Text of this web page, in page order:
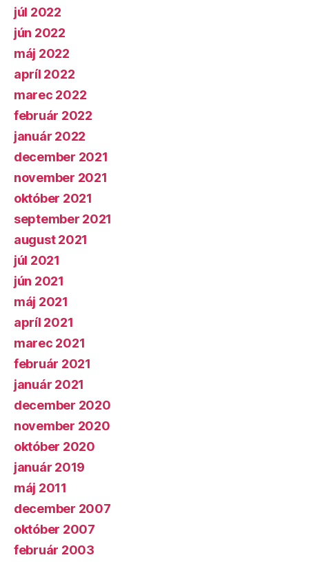
júl 2022
jún 2022
máj 2022
apríl 2022
marec 2022
február 2022
január 2022
december 2021
november 2021
október 2021
september 2021
august 2021
júl 2021
jún 2021
máj 2021
apríl 2021
marec 2021
február 2021
január 2021
december 2020
november 2020
október 2020
január 2019
máj 2011
december 2007
október 2007
február 2003